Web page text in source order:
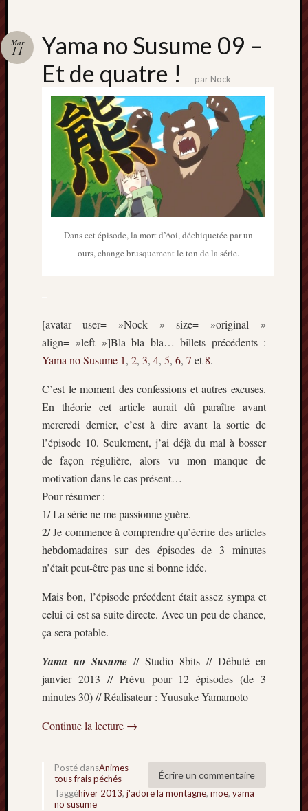
Yama no Susume 09 –
Et de quatre !
Mar
11
par Nock
Dans cet épisode, la mort d’Aoi, déchiquetée par un
ours, change brusquement le ton de la série.
[avatar user= »Nock » size= »original »
align= »left »]Bla bla bla… billets précédents :
Yama no Susume 1, 2, 3, 4, 5, 6, 7 et 8.
C’est le moment des confessions et autres excuses.
En théorie cet article aurait dû paraître avant
mercredi dernier, c’est à dire avant la sortie de
l’épisode 10. Seulement, j’ai déjà du mal à bosser
de façon régulière, alors vu mon manque de
motivation dans le cas présent…
Pour résumer :
1/ La série ne me passionne guère.
2/ Je commence à comprendre qu’écrire des articles
hebdomadaires sur des épisodes de 3 minutes
n’était peut-être pas une si bonne idée.
Mais bon, l’épisode précédent était assez sympa et
celui-ci est sa suite directe. Avec un peu de chance,
ça sera potable.
Yama no Susume // Studio 8bits // Débuté en
janvier 2013 // Prévu pour 12 épisodes (de 3
minutes 30) // Réalisateur : Yuusuke Yamamoto
Continue la lecture →
Écrire un commentaire
Posté dansAnimes
tous frais péchés
Taggéhiver 2013, j'adore la montagne, moe, yama
no susume